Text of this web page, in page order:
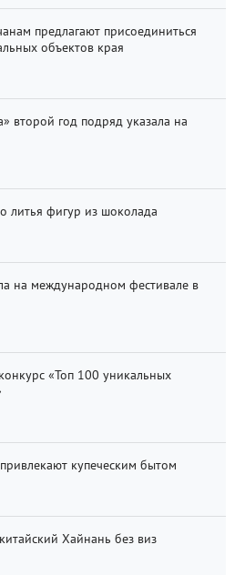
предлагают присоединиться
объектов края
второй год подряд указала на
литья фигур из шоколада
на международном фестивале в
«Топ 100 уникальных
купеческим бытом
Хайнань без виз